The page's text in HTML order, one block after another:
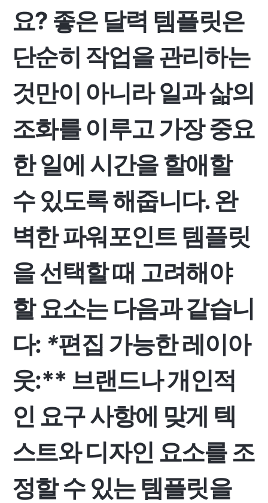
요? 좋은 달력 템플릿은
단순히 작업을 관리하는
것만이 아니라 일과 삶의
조화를 이루고 가장 중요
한 일에 시간을 할애할
수 있도록 해줍니다. 완
벽한 파워포인트 템플릿
을 선택할 때 고려해야
할 요소는 다음과 같습니
다: *편집 가능한 레이아
웃:** 브랜드나 개인적
인 요구 사항에 맞게 텍
스트와 디자인 요소를 조
정할 수 있는 템플릿을